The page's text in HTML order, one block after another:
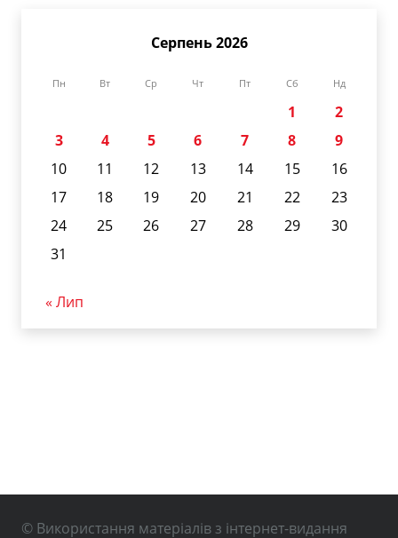
Серпень 2026
Пн Вт Ср Чт Пт Сб Нд
1
2
3
4 5 6 7 8
9
10
11 12 13 14 15
16
17
18 19 20 21 22
23
24
25 26 27 28 29
30
31
« Лип
© Використання матеріалів з інтернет-видання